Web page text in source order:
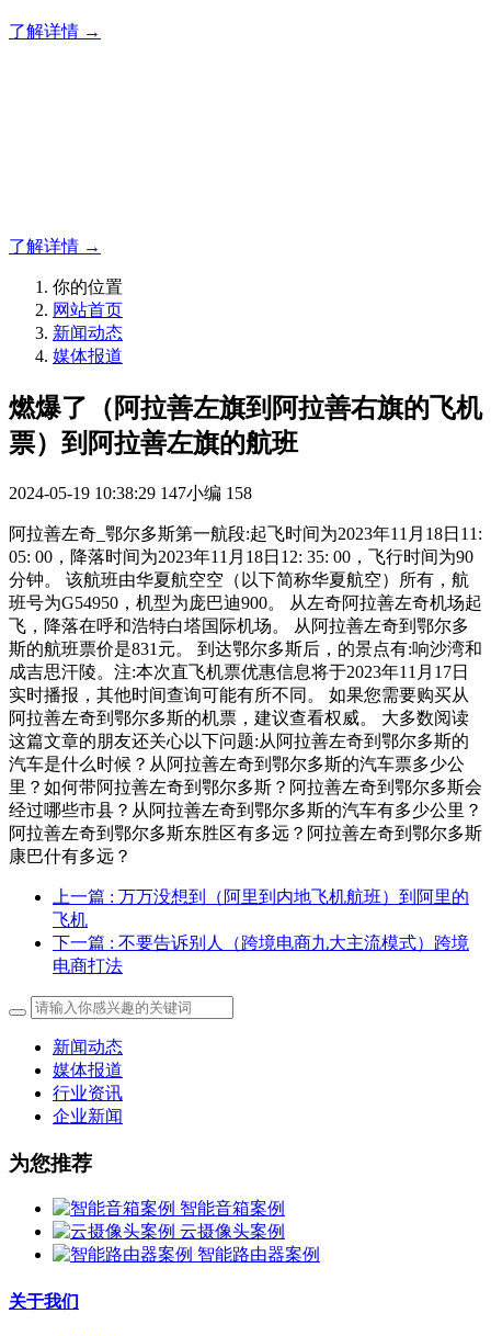
了解详情 →
了解详情 →
你的位置
网站首页
新闻动态
媒体报道
燃爆了（阿拉善左旗到阿拉善右旗的飞机
票）到阿拉善左旗的航班
2024-05-19 10:38:29 147小编 158
阿拉善左奇_鄂尔多斯第一航段:起飞时间为2023年11月18日11:
05: 00，降落时间为2023年11月18日12: 35: 00，飞行时间为90
分钟。 该航班由华夏航空空（以下简称华夏航空）所有，航
班号为G54950，机型为庞巴迪900。 从左奇阿拉善左奇机场起
飞，降落在呼和浩特白塔国际机场。 从阿拉善左奇到鄂尔多
斯的航班票价是831元。 到达鄂尔多斯后，的景点有:响沙湾和
成吉思汗陵。注:本次直飞机票优惠信息将于2023年11月17日
实时播报，其他时间查询可能有所不同。 如果您需要购买从
阿拉善左奇到鄂尔多斯的机票，建议查看权威。 大多数阅读
这篇文章的朋友还关心以下问题:从阿拉善左奇到鄂尔多斯的
汽车是什么时候？从阿拉善左奇到鄂尔多斯的汽车票多少公
里？如何带阿拉善左奇到鄂尔多斯？阿拉善左奇到鄂尔多斯会
经过哪些市县？从阿拉善左奇到鄂尔多斯的汽车有多少公里？
阿拉善左奇到鄂尔多斯东胜区有多远？阿拉善左奇到鄂尔多斯
康巴什有多远？
上一篇 : 万万没想到（阿里到内地飞机航班）到阿里的
飞机
下一篇 : 不要告诉别人（跨境电商九大主流模式）跨境
电商打法
新闻动态
媒体报道
行业资讯
企业新闻
为您推荐
智能音箱案例
云摄像头案例
智能路由器案例
关于我们